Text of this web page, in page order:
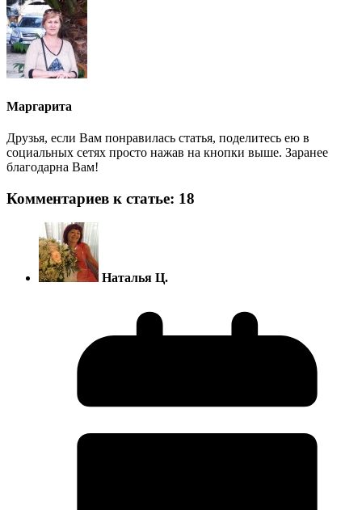
Маргарита
Друзья, если Вам понравилась статья, поделитесь ею в
социальных сетях просто нажав на кнопки выше. Заранее
благодарна Вам!
Комментариев к статье: 18
Наталья Ц.